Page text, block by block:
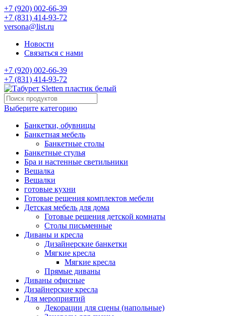
+7 (920) 002-66-39
+7 (831) 414-93-72
versona@list.ru
Новости
Связаться с нами
+7 (920) 002-66-39
+7 (831) 414-93-72
Выберите категорию
Банкетки, обувницы
Банкетная мебель
Банкетные столы
Банкетные стулья
Бра и настенные светильники
Вешалка
Вешалки
готовые кухни
Готовые решения комплектов мебели
Детская мебель для дома
Готовые решения детской комнаты
Столы письменные
Диваны и кресла
Дизайнерские банкетки
Мягкие кресла
Мягкие кресла
Прямые диваны
Диваны офисные
Дизайнерские кресла
Для мероприятий
Декорации для сцены (напольные)